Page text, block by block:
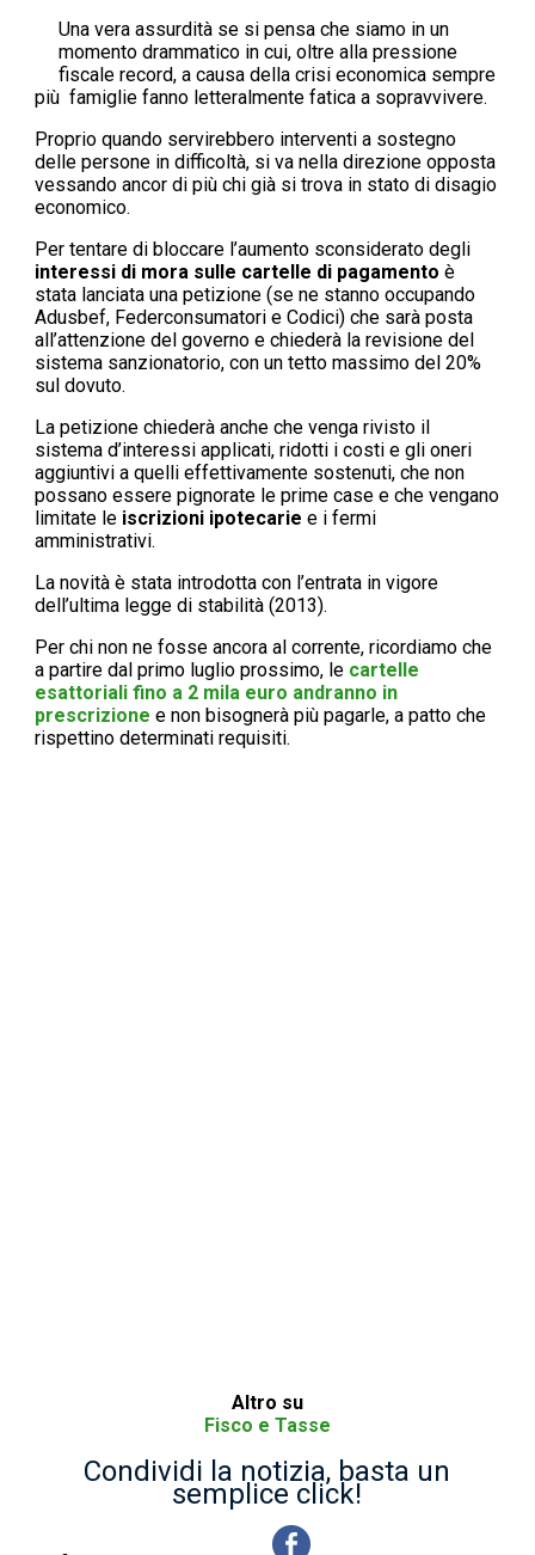
Una vera assurdità se si pensa che siamo in un
momento drammatico in cui, oltre alla pressione
fiscale record, a causa della crisi economica sempre
più famiglie fanno letteralmente fatica a sopravvivere.
Proprio quando servirebbero interventi a sostegno
delle persone in difficoltà, si va nella direzione opposta
vessando ancor di più chi già si trova in stato di disagio
economico.
Per tentare di bloccare l’aumento sconsiderato degli
interessi di mora sulle cartelle di pagamento è
stata lanciata una petizione (se ne stanno occupando
Adusbef, Federconsumatori e Codici) che sarà posta
all’attenzione del governo e chiederà la revisione del
sistema sanzionatorio, con un tetto massimo del 20%
sul dovuto.
La petizione chiederà anche che venga rivisto il
sistema d’interessi applicati, ridotti i costi e gli oneri
aggiuntivi a quelli effettivamente sostenuti, che non
possano essere pignorate le prime case e che vengano
limitate le iscrizioni ipotecarie e i fermi
amministrativi.
La novità è stata introdotta con l’entrata in vigore
dell’ultima legge di stabilità (2013).
Per chi non ne fosse ancora al corrente, ricordiamo che
a partire dal primo luglio prossimo, le cartelle
esattoriali fino a 2 mila euro andranno in
prescrizione e non bisognerà più pagarle, a patto che
rispettino determinati requisiti.
Altro su
Fisco e Tasse
Condividi la notizia, basta un
semplice click!